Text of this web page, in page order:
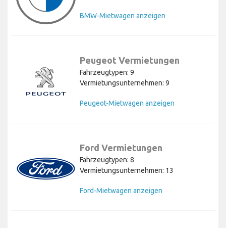
BMW-Mietwagen anzeigen
Peugeot Vermietungen
Fahrzeugtypen: 9
Vermietungsunternehmen: 9
Peugeot-Mietwagen anzeigen
Ford Vermietungen
Fahrzeugtypen: 8
Vermietungsunternehmen: 13
Ford-Mietwagen anzeigen